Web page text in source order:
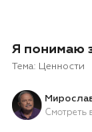
Я понимаю
Тема: Ценности
Смотреть